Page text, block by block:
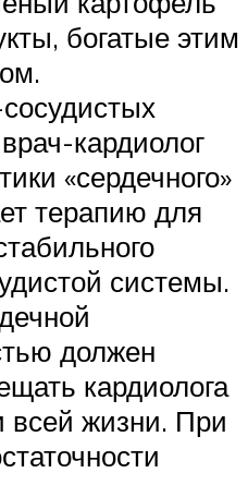
богатые этим
кардиолог
«сердечного»
терапию для
системы.
должен
кардиолога
всей жизни. При